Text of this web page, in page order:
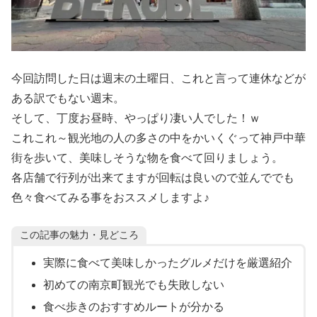
今回訪問した日は週末の土曜日、これと言って連休などが
ある訳でもない週末。
そして、丁度お昼時、やっぱり凄い人でした！ｗ
これこれ～観光地の人の多さの中をかいくぐって神戸中華
街を歩いて、美味しそうな物を食べて回りましょう。
各店舗で行列が出来てますが回転は良いので並んででも
色々食べてみる事をおススメしますよ♪
この記事の魅力・見どころ
実際に食べて美味しかったグルメだけを厳選紹介
初めての南京町観光でも失敗しない
食べ歩きのおすすめルートが分かる